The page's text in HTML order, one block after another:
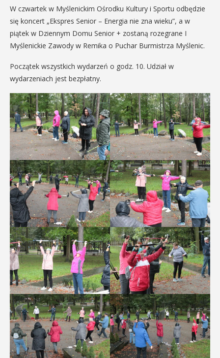
W czwartek w Myślenickim Ośrodku Kultury i Sportu odbędzie
się koncert „Ekspres Senior – Energia nie zna wieku”, a w
piątek w Dziennym Domu Senior + zostaną rozegrane I
Myślenickie Zawody w Remika o Puchar Burmistrza Myślenic.
Początek wszystkich wydarzeń o godz. 10. Udział w
wydarzeniach jest bezpłatny.